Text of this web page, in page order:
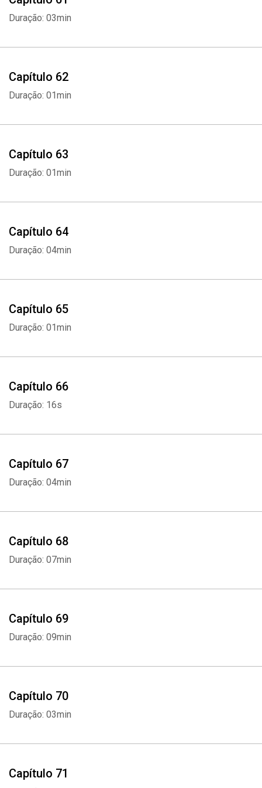
Duração: 03min
Capítulo 62
Duração: 01min
Capítulo 63
Duração: 01min
Capítulo 64
Duração: 04min
Capítulo 65
Duração: 01min
Capítulo 66
Duração: 16s
Capítulo 67
Duração: 04min
Capítulo 68
Duração: 07min
Capítulo 69
Duração: 09min
Capítulo 70
Duração: 03min
Capítulo 71